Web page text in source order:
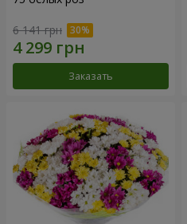
6 141 грн
Заказать